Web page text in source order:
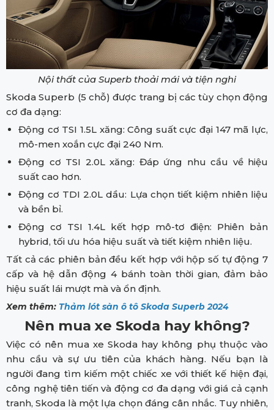
Nội thất của Superb thoải mái và tiện nghi
Skoda Superb (5 chỗ) được trang bị các tùy chọn động
cơ đa dạng:
Động cơ TSI 1.5L xăng: Công suất cực đại 147 mã lực,
mô-men xoắn cực đại 240 Nm.
Động cơ TSI 2.0L xăng: Đáp ứng nhu cầu về hiệu
suất cao hơn.
Động cơ TDI 2.0L dầu: Lựa chọn tiết kiệm nhiên liệu
và bền bỉ.
Động cơ TSI 1.4L kết hợp mô-tơ điện: Phiên bản
hybrid, tối ưu hóa hiệu suất và tiết kiệm nhiên liệu.
Tất cả các phiên bản đều kết hợp với hộp số tự động 7
cấp và hệ dẫn động 4 bánh toàn thời gian, đảm bảo
hiệu suất lái mượt mà và ổn định.
Xem thêm: Thảm lót sàn ô tô Skoda Superb 2024
Nên mua xe Skoda hay không?
Việc có nên mua xe Skoda hay không phụ thuộc vào
nhu cầu và sự ưu tiên của khách hàng. Nếu bạn là
người đang tìm kiếm một chiếc xe với thiết kế hiện đại,
công nghệ tiên tiến và động cơ đa dạng với giá cả cạnh
tranh, Skoda là một lựa chọn đáng cân nhắc. Tuy nhiên,